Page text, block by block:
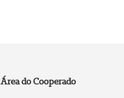
Área do Cooperado